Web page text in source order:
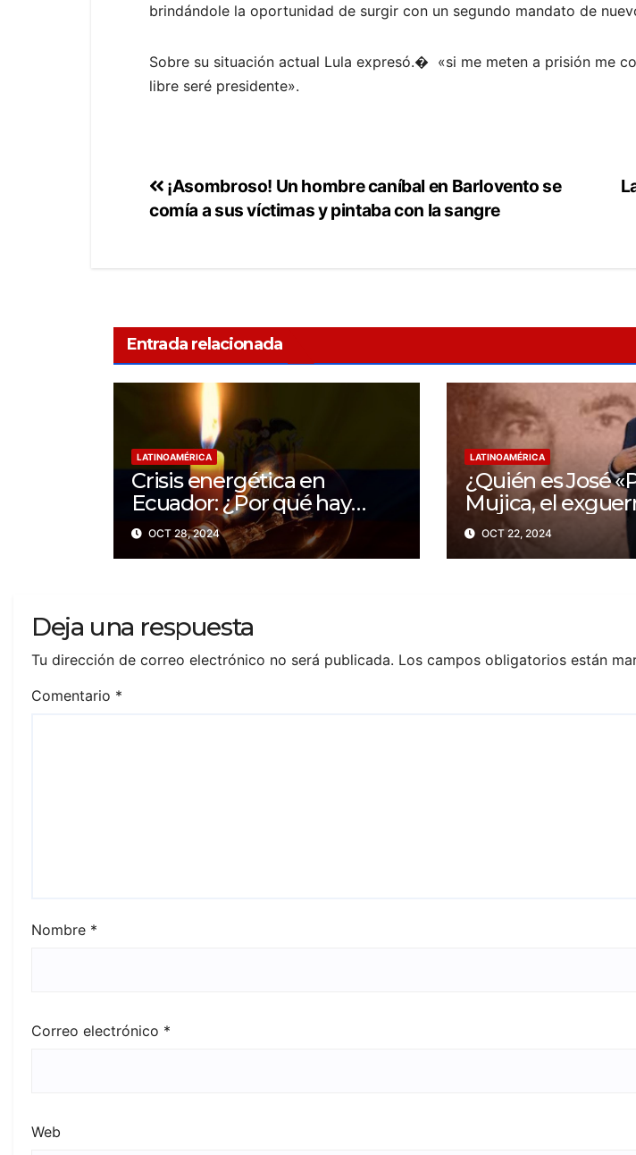
brindándole la oportunidad de surgir con un segundo mandato de
Sobre su situación actual Lula expresó.� «si me meten a prisión me
libre seré presidente».
¡Asombroso! Un hombre caníbal en Barlovento se
comía a sus víctimas y pintaba con la sangre
Entrada relacionada
LATINOAMÉRICA
Crisis energética en
Ecuador: ¿Por qué hay
apagones de hasta 14 horas
al día?
OCT 28, 2024
LATINOAMÉRICA
¿Quién es José
Mujica, el
fue presidente de
Uruguay?
OCT 22, 2024
Deja una respuesta
Tu dirección de correo electrónico no será publicada. Los campos obligatorios están
Comentario *
Nombre *
Correo electrónico *
Web